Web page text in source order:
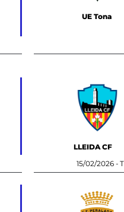
UE Tona
LLEIDA CF
15/02/2026 -